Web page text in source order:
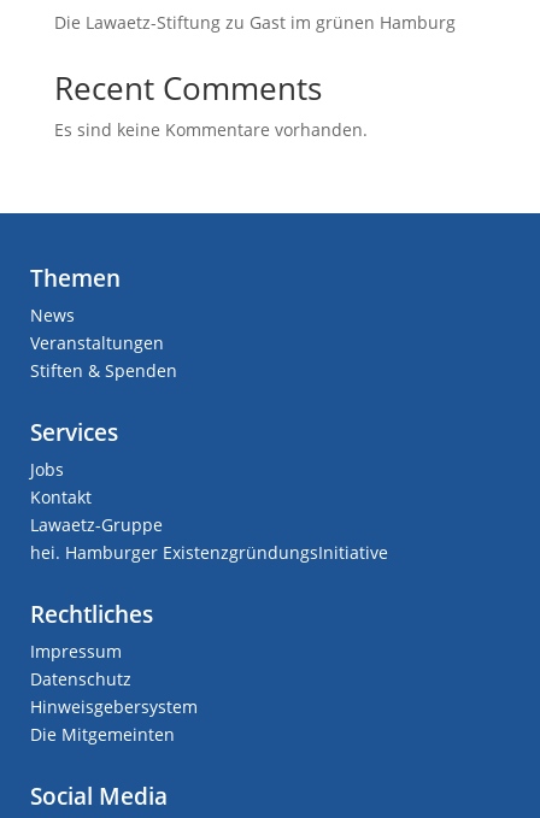
Die Lawaetz-Stiftung zu Gast im grünen Hamburg
Recent Comments
Es sind keine Kommentare vorhanden.
Themen
News
Veranstaltungen
Stiften & Spenden
Services
Jobs
Kontakt
Lawaetz-Gruppe
hei. Hamburger ExistenzgründungsInitiative
Rechtliches
Impressum
Datenschutz
Hinweisgebersystem
Die Mitgemeinten
Social Media